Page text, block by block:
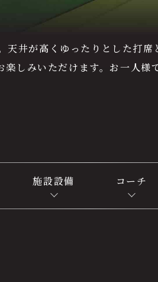
井が高くゆったりとした打
しみいただけます。お一人様
施設設備 コーチ